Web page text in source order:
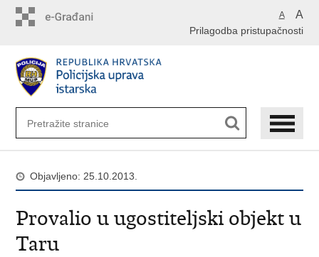
A A
Prilagodba pristupačnosti
Objavljeno: 25.10.2013.
Provalio u ugostiteljski objekt u
Taru